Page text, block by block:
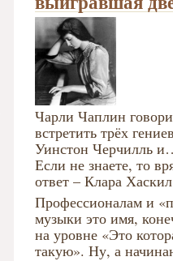
Чарли Чаплин
встретить трёх
Уинстон Черчилль
Если не знаете, то
ответ – Клара
Профессионалам и
музыки это имя,
на уровне «Это
такую». Ну, а